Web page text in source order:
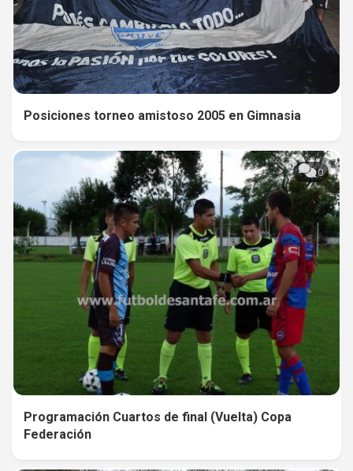
Posiciones torneo amistoso 2005 en Gimnasia
0
Programación Cuartos de final (Vuelta) Copa
Federación